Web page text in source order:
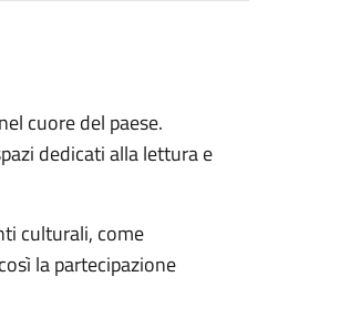
cuore del paese.
dedicati alla lettura e
culturali, come
la partecipazione